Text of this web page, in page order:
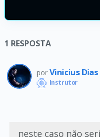
1 RESPOSTA
por Vinicius Dias
Instrutor
neste caso não